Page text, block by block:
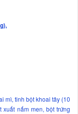
mì, tinh bột khoai tây (10
xuất nấm men, bột trứng